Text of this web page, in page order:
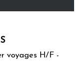
voyages H/F -